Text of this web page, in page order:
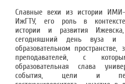
Славные вехи из истории ИМИ-
ИжГТУ, его роль в контексте
истории и развития
сегодняшний день вуза
образовательном
преподавателей, с
образовательная слава
события, цели и